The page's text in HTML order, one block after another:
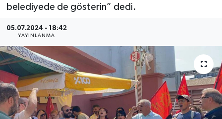
belediyede de gösterin” dedi.
05.07.2024 - 18:42
YAYINLANMA